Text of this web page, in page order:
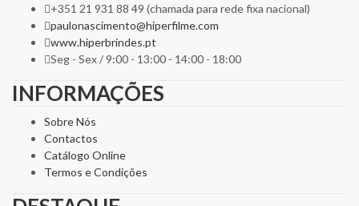
+351 21 931 88 49 (chamada para rede fixa nacional)
paulonascimento@hiperfilme.com
www.hiperbrindes.pt
Seg - Sex / 9:00 - 13:00 - 14:00 - 18:00
INFORMAÇÕES
Sobre Nós
Contactos
Catálogo Online
Termos e Condições